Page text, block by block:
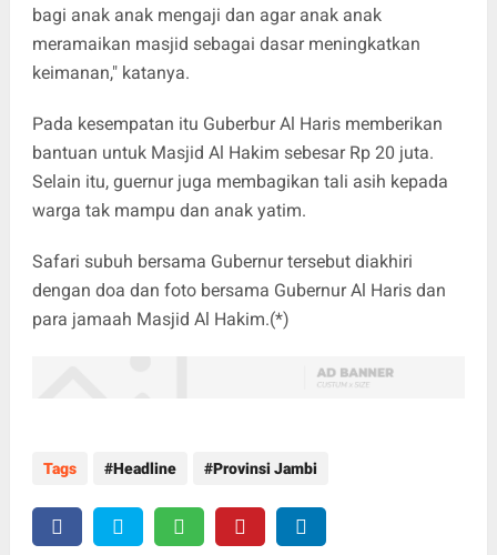
bagi anak anak mengaji dan agar anak anak
meramaikan masjid sebagai dasar meningkatkan
keimanan," katanya.
Pada kesempatan itu Guberbur Al Haris memberikan
bantuan untuk Masjid Al Hakim sebesar Rp 20 juta.
Selain itu, guernur juga membagikan tali asih kepada
warga tak mampu dan anak yatim.
Safari subuh bersama Gubernur tersebut diakhiri
dengan doa dan foto bersama Gubernur Al Haris dan
para jamaah Masjid Al Hakim.(*)
Tags Headline Provinsi Jambi